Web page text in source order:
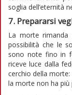
soglia dell’eternità
7. Prepararsi
La morte rimanda
possibilità che le
sono note fino in
riceve luce dalla
cerchio della
la morte non ha più